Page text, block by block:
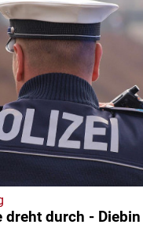
dreht durch -